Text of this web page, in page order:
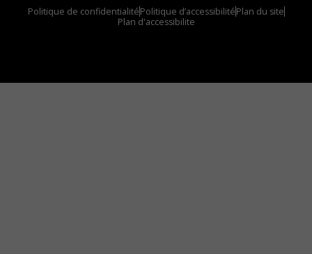
Politique de confidentialitéPolitique d’accessibilitéPlan du site
Plan d'accessibilite